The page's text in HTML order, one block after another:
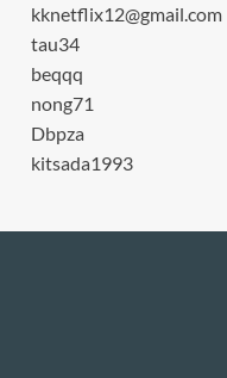
kknetflix12@gmail.com
tau34
beqqq
nong71
Dbpza
kitsada1993